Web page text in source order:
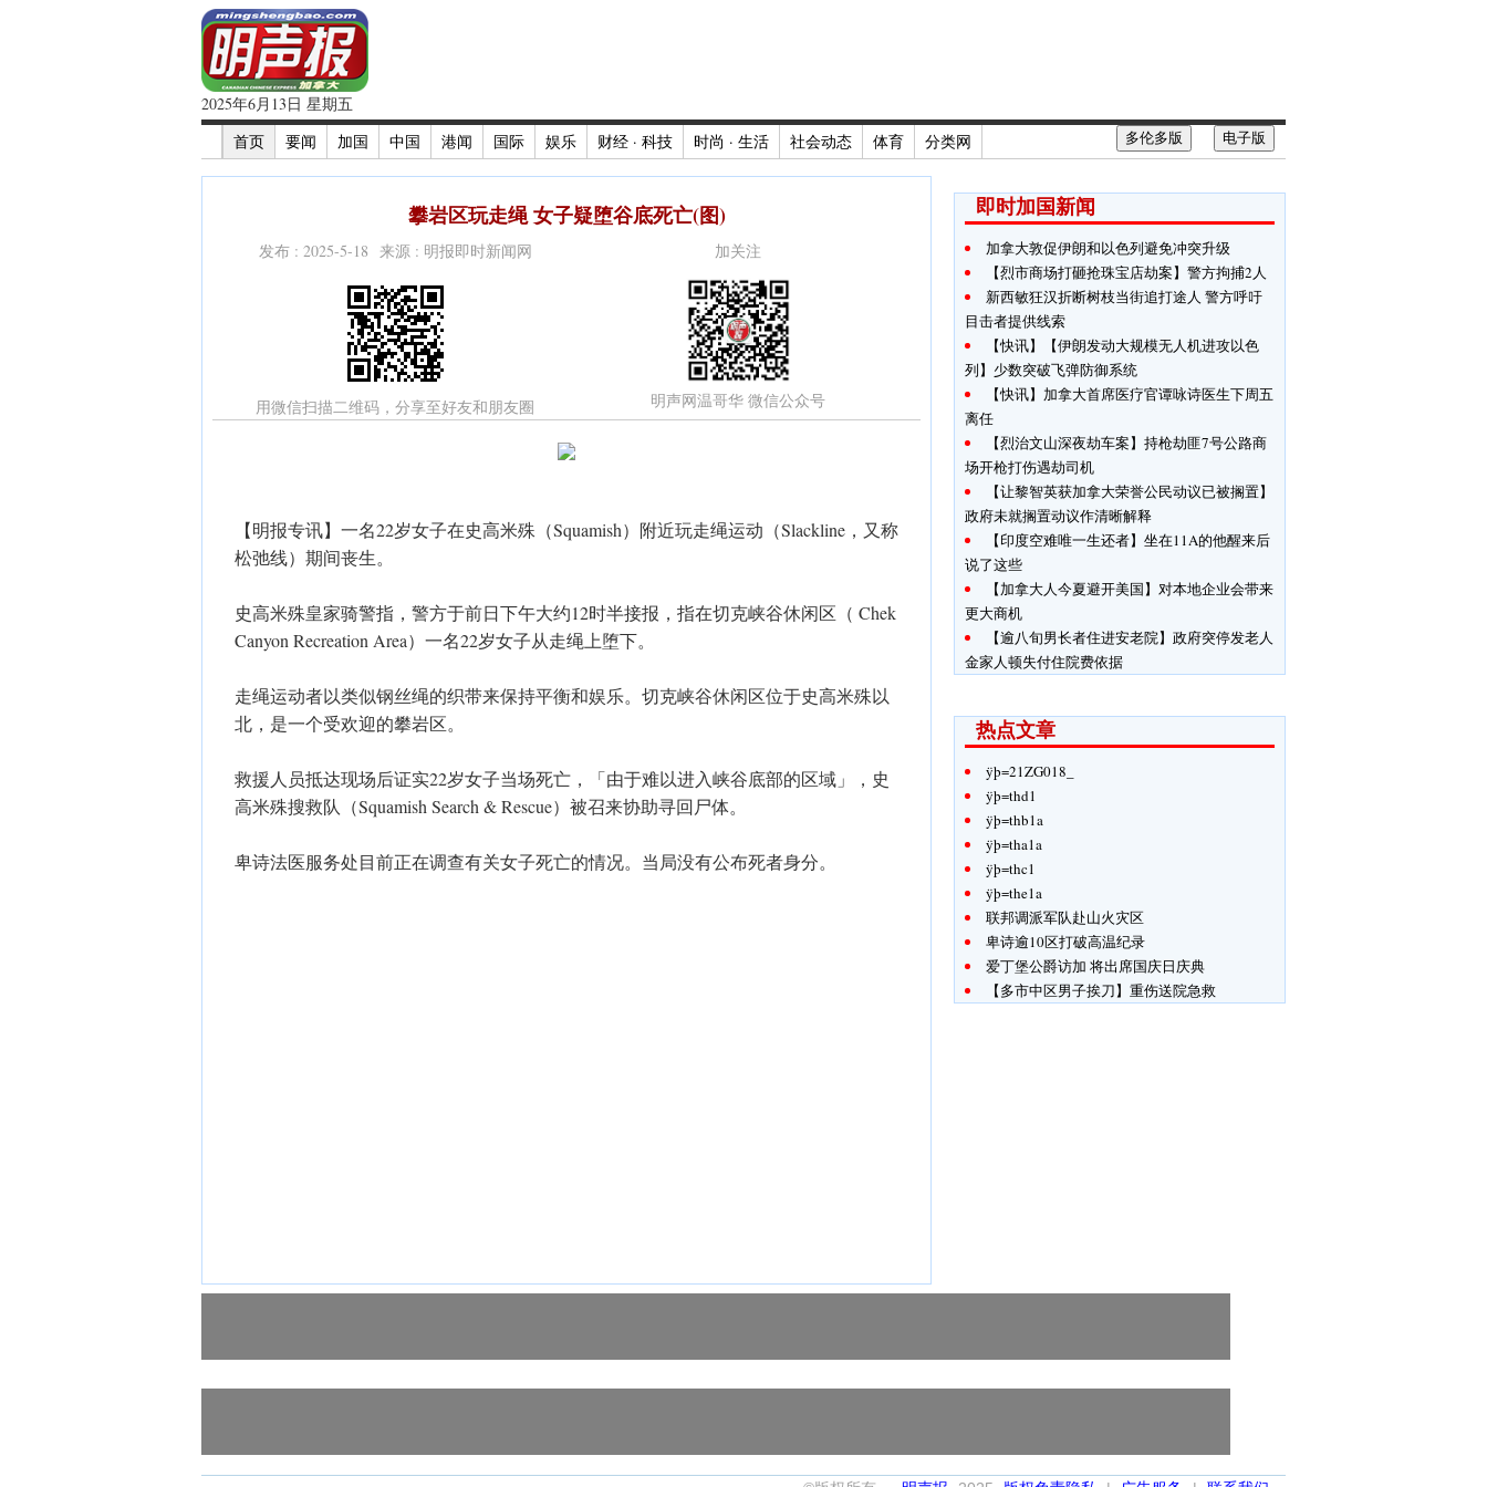
2025年6月13日 星期五
首页
要闻 加国 中国 港闻 国际 娱乐 财经 · 科技 时尚 · 生活 社会动态 体育 分类网 电子版
多伦多版
攀岩区玩走绳 女子疑堕谷底死亡(图)
发布 : 2025-5-18 来源 : 明报即时新闻网
用微信扫描二维码，分享至好友和朋友圈
加关注
明声网温哥华 微信公众号
【明报专讯】一名22岁女子在史高米殊（Squamish）附近玩走绳运动（Slackline，又称
松弛线）期间丧生。
史高米殊皇家骑警指，警方于前日下午大约12时半接报，指在切克峡谷休闲区（ Chek
Canyon Recreation Area）一名22岁女子从走绳上堕下。
走绳运动者以类似钢丝绳的织带来保持平衡和娱乐。切克峡谷休闲区位于史高米殊以
北，是一个受欢迎的攀岩区。
救援人员抵达现场后证实22岁女子当场死亡，「由于难以进入峡谷底部的区域」，史
高米殊搜救队（Squamish Search & Rescue）被召来协助寻回尸体。
卑诗法医服务处目前正在调查有关女子死亡的情况。当局没有公布死者身分。
即时加国新闻
加拿大敦促伊朗和以色列避免冲突升级
【烈市商场打砸抢珠宝店劫案】警方拘捕2人
新西敏狂汉折断树枝当街追打途人 警方呼吁
目击者提供线索
【快讯】【伊朗发动大规模无人机进攻以色
列】少数突破飞弹防御系统
【快讯】加拿大首席医疗官谭咏诗医生下周五
离任
【烈治文山深夜劫车案】持枪劫匪7号公路商
场开枪打伤遇劫司机
【让黎智英获加拿大荣誉公民动议已被搁置】
政府未就搁置动议作清晰解释
【印度空难唯一生还者】坐在11A的他醒来后
说了这些
【加拿大人今夏避开美国】对本地企业会带来
更大商机
【逾八旬男长者住进安老院】政府突停发老人
金家人顿失付住院费依据
热点文章
ÿþ=21ZG018_
ÿþ=thd1
ÿþ=thb1a
ÿþ=tha1a
ÿþ=thc1
ÿþ=the1a
联邦调派军队赴山火灾区
卑诗逾10区打破高温纪录
爱丁堡公爵访加 将出席国庆日庆典
【多市中区男子挨刀】重伤送院急救